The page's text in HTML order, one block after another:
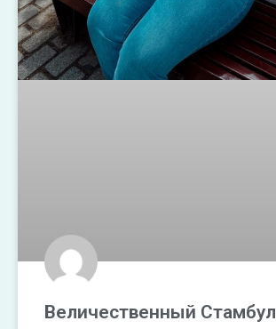
Величественный Стамбул